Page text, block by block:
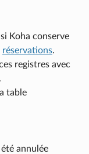
Koha conserve
réservations.
registres avec
table
annulée